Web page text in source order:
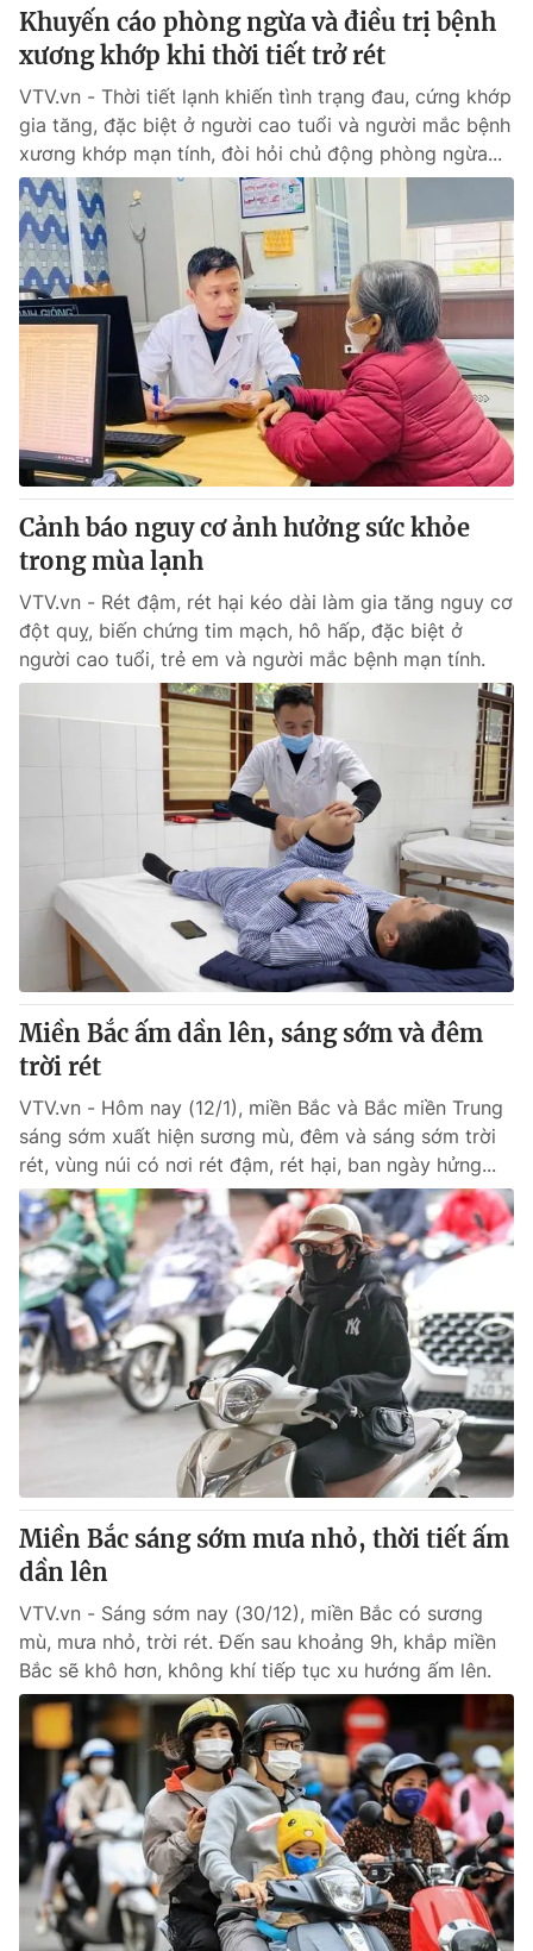
Khuyến cáo phòng ngừa và điều trị bệnh
xương khớp khi thời tiết trở rét
VTV.vn - Thời tiết lạnh khiến tình trạng đau, cứng khớp
gia tăng, đặc biệt ở người cao tuổi và người mắc bệnh
xương khớp mạn tính, đòi hỏi chủ động phòng ngừa...
Cảnh báo nguy cơ ảnh hưởng sức khỏe
trong mùa lạnh
VTV.vn - Rét đậm, rét hại kéo dài làm gia tăng nguy cơ
đột quỵ, biến chứng tim mạch, hô hấp, đặc biệt ở
người cao tuổi, trẻ em và người mắc bệnh mạn tính.
Miền Bắc ấm dần lên, sáng sớm và đêm
trời rét
VTV.vn - Hôm nay (12/1), miền Bắc và Bắc miền Trung
sáng sớm xuất hiện sương mù, đêm và sáng sớm trời
rét, vùng núi có nơi rét đậm, rét hại, ban ngày hửng...
Miền Bắc sáng sớm mưa nhỏ, thời tiết ấm
dần lên
VTV.vn - Sáng sớm nay (30/12), miền Bắc có sương
mù, mưa nhỏ, trời rét. Đến sau khoảng 9h, khắp miền
Bắc sẽ khô hơn, không khí tiếp tục xu hướng ấm lên.